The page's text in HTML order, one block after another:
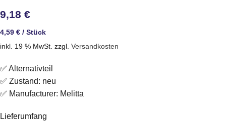
9,18 €
4,59 € / Stück
inkl. 19 % MwSt. zzgl. Versandkosten
✅ Alternativteil
✅ Zustand: neu
✅ Manufacturer: Melitta
Lieferumfang